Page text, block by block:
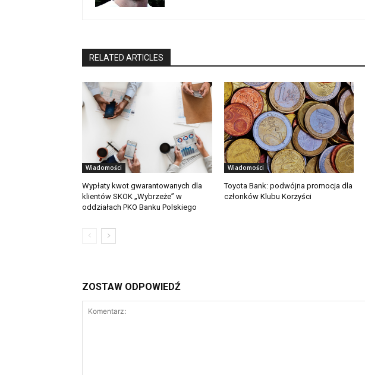
RELATED ARTICLES
Wiadomości
Wypłaty kwot gwarantowanych dla
klientów SKOK „Wybrzeże” w
oddziałach PKO Banku Polskiego
Wiadomości
Toyota Bank: podwójna promocja dla
członków Klubu Korzyści
ZOSTAW ODPOWIEDŹ